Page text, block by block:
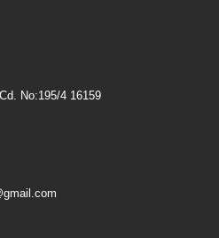
No:195/4 16159